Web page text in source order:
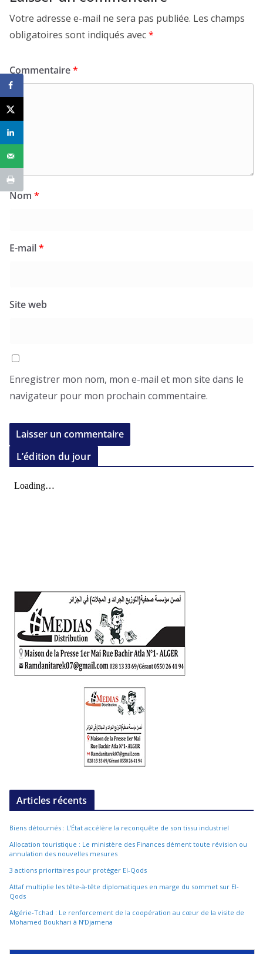
Votre adresse e-mail ne sera pas publiée. Les champs
obligatoires sont indiqués avec*
Commentaire*
Nom *
E-mail*
Site web
Enregistrer mon nom, mon e-mail et mon site dans le
navigateur pour mon prochain commentaire.
L’édition du jour
Articles récents
Biens détournés : L’État accélère la reconquête de son tissu industriel
Allocation touristique : Le ministère des Finances dément toute révision ou
annulation des nouvelles mesures
3 actions prioritaires pour protéger El-Qods
Attaf multiplie les tête-à-tête diplomatiques en marge du sommet sur El-
Qods
Algérie-Tchad : Le renforcement de la coopération au cœur de la visite de
Mohamed Boukhari à N’Djamena